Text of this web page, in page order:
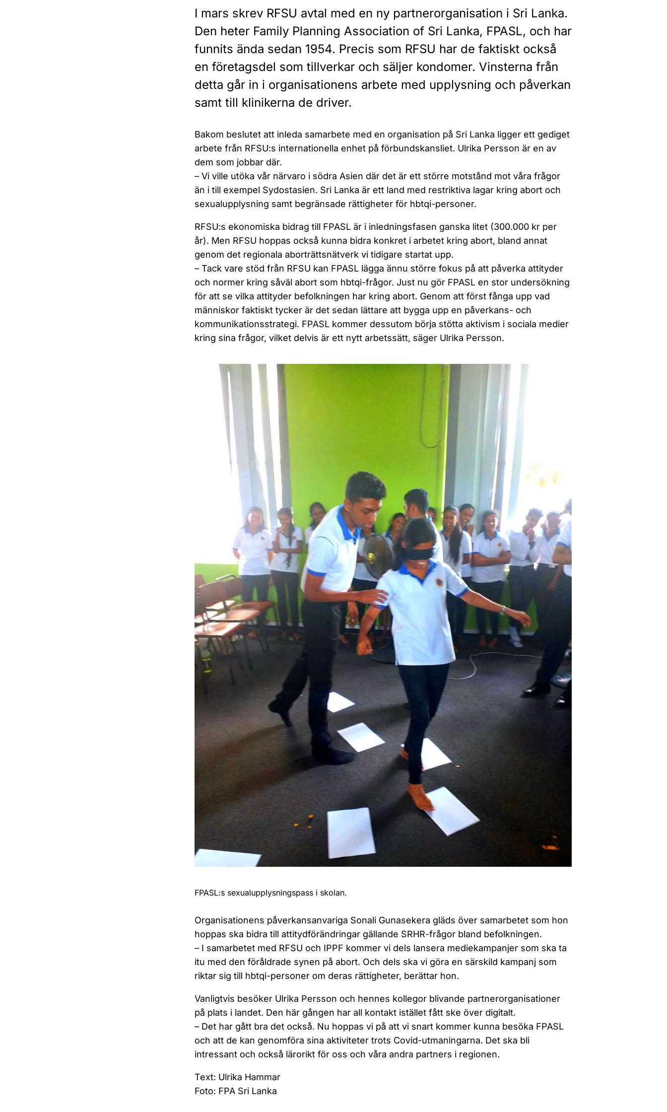
I mars skrev RFSU avtal med en ny partnerorganisation i Sri Lanka.
Den heter Family Planning Association of Sri Lanka, FPASL, och har
funnits ända sedan 1954. Precis som RFSU har de faktiskt också
en företagsdel som tillverkar och säljer kondomer. Vinsterna från
detta går in i organisationens arbete med upplysning och påverkan
samt till klinikerna de driver.
Bakom beslutet att inleda samarbete med en organisation på Sri Lanka ligger ett gediget
arbete från RFSU:s internationella enhet på förbundskansliet. Ulrika Persson är en av
dem som jobbar där.
– Vi ville utöka vår närvaro i södra Asien där det är ett större motstånd mot våra frågor
än i till exempel Sydostasien. Sri Lanka är ett land med restriktiva lagar kring abort och
sexualupplysning samt begränsade rättigheter för hbtqi-personer.
RFSU:s ekonomiska bidrag till FPASL är i inledningsfasen ganska litet (300.000 kr per
år). Men RFSU hoppas också kunna bidra konkret i arbetet kring abort, bland annat
genom det regionala aborträttsnätverk vi tidigare startat upp.
– Tack vare stöd från RFSU kan FPASL lägga ännu större fokus på att påverka attityder
och normer kring såväl abort som hbtqi-frågor. Just nu gör FPASL en stor undersökning
för att se vilka attityder befolkningen har kring abort. Genom att först fånga upp vad
människor faktiskt tycker är det sedan lättare att bygga upp en påverkans- och
kommunikationsstrategi. FPASL kommer dessutom börja stötta aktivism i sociala medier
kring sina frågor, vilket delvis är ett nytt arbetssätt, säger Ulrika Persson.
FPASL:s sexualupplysningspass i skolan.
Organisationens påverkansanvariga Sonali Gunasekera gläds över samarbetet som hon
hoppas ska bidra till attitydförändringar gällande SRHR-frågor bland befolkningen.
– I samarbetet med RFSU och IPPF kommer vi dels lansera mediekampanjer som ska ta
itu med den föråldrade synen på abort. Och dels ska vi göra en särskild kampanj som
riktar sig till hbtqi-personer om deras rättigheter, berättar hon.
Vanligtvis besöker Ulrika Persson och hennes kollegor blivande partnerorganisationer
på plats i landet. Den här gången har all kontakt istället fått ske över digitalt.
– Det har gått bra det också. Nu hoppas vi på att vi snart kommer kunna besöka FPASL
och att de kan genomföra sina aktiviteter trots Covid-utmaningarna. Det ska bli
intressant och också lärorikt för oss och våra andra partners i regionen.
Text: Ulrika Hammar
Foto: FPA Sri Lanka